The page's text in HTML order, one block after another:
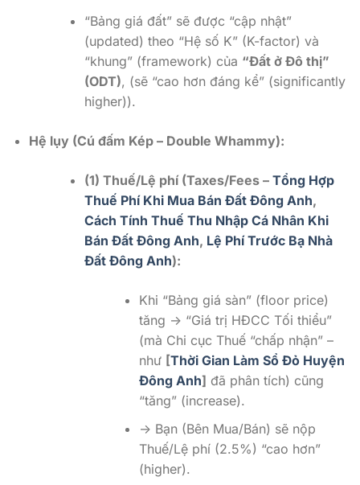
“Bảng giá đất” sẽ được “cập nhật”
(updated) theo “Hệ số K” (K-factor) và
“khung” (framework) của “Đất ở Đô thị”
(ODT), (sẽ “cao hơn đáng kể” (significantly
higher)).
Hệ lụy (Cú đấm Kép – Double Whammy):
(1) Thuế/Lệ phí (Taxes/Fees – Tổng Hợp
Thuế Phí Khi Mua Bán Đất Đông Anh,
Cách Tính Thuế Thu Nhập Cá Nhân Khi
Bán Đất Đông Anh, Lệ Phí Trước Bạ Nhà
Đất Đông Anh):
Khi “Bảng giá sàn” (floor price)
tăng -> “Giá trị HĐCC Tối thiểu”
(mà Chi cục Thuế “chấp nhận” –
như [Thời Gian Làm Sổ Đỏ Huyện
Đông Anh] đã phân tích) cũng
“tăng” (increase).
-> Bạn (Bên Mua/Bán) sẽ nộp
Thuế/Lệ phí (2.5%) “cao hơn”
(higher).